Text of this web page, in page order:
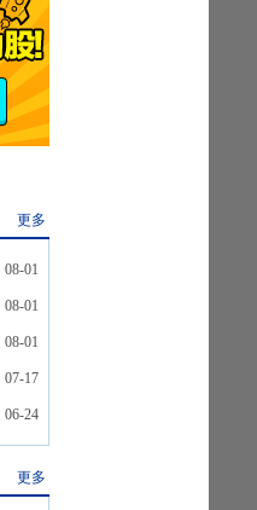
更多
08-01
08-01
08-01
07-17
06-24
更多